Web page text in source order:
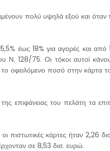
πολύ υψηλά εξού και όταν
έως 18% για αγορές και
Ν. 128/75. Οι τόκοι αυτοί
οφειλόμενο ποσό στην κάρτα
επιφάνειας του πελάτη τα
πιστωτικές κάρτες ήταν 2,26
σε 8,53 δισ. ευρώ.